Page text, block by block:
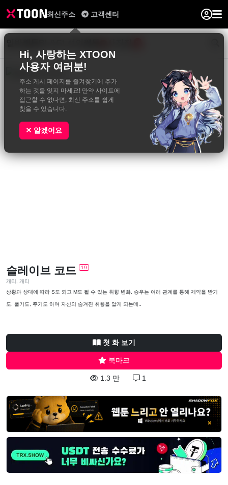
최신주소
Hi, 사랑하는 XTOON
사용자 여러분!
주소 게시 페이지를 즐겨찾기에 추가
하는 것을 잊지 마세요! 만약 사이트에
접근할 수 없다면, 최신 주소를 쉽게
찾을 수 있습니다.
알겠어요
고객센터
슬레이브 코드 19
개티, 개티
상황과 상대에 따라 S도 되고 M도 될 수 있는 취향 변화. 승우는 여러 관계를 통해 제약을 받기
도, 풀기도, 주기도 하며 자신의 숨겨진 취향을 알게 되는데..
첫 화 보기
북마크
1.3 만 1